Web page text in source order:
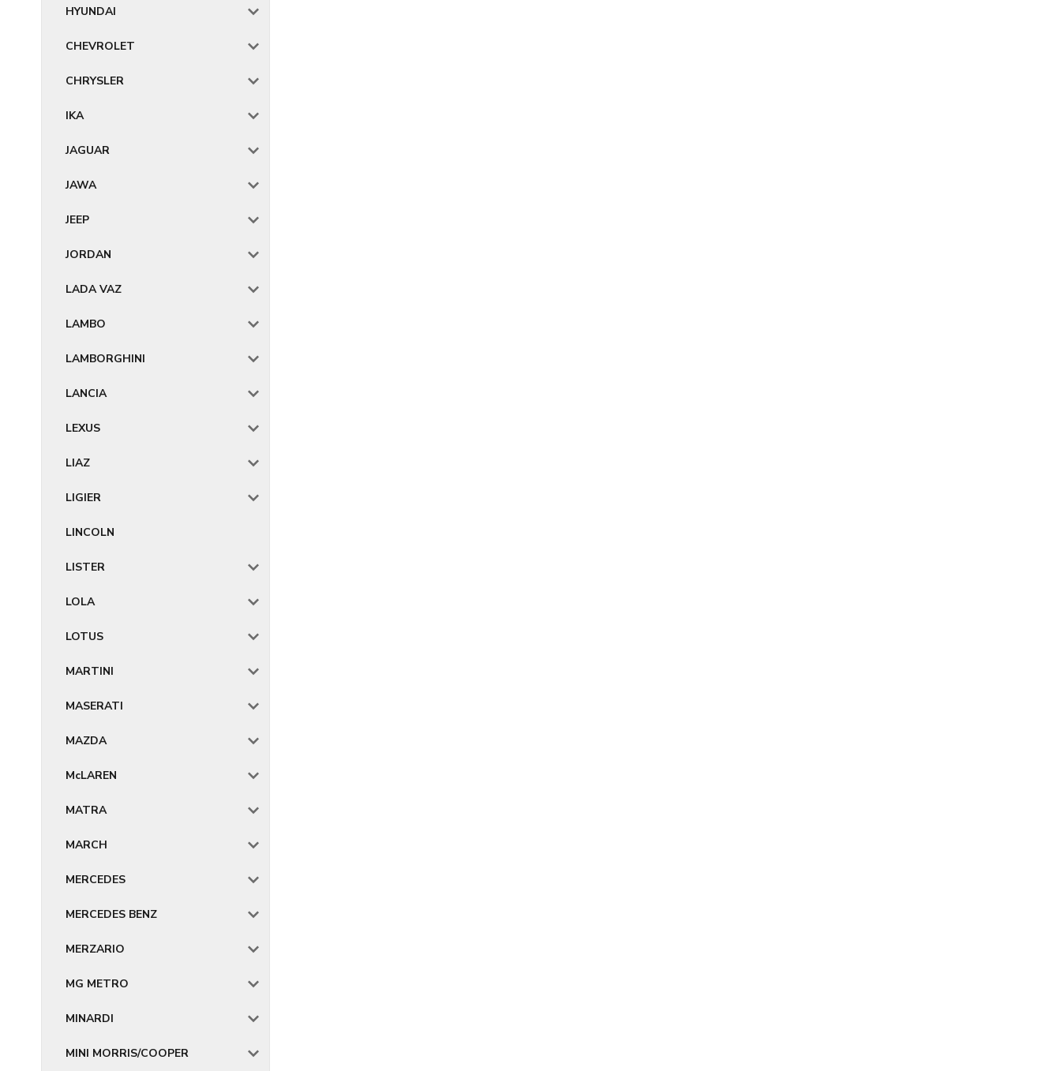
HYUNDAI
CHEVROLET
CHRYSLER
IKA
JAGUAR
JAWA
JEEP
JORDAN
LADA VAZ
LAMBO
LAMBORGHINI
LANCIA
LEXUS
LIAZ
LIGIER
LINCOLN
LISTER
LOLA
LOTUS
MARTINI
MASERATI
MAZDA
McLAREN
MATRA
MARCH
MERCEDES
MERCEDES BENZ
MERZARIO
MG METRO
MINARDI
MINI MORRIS/COOPER